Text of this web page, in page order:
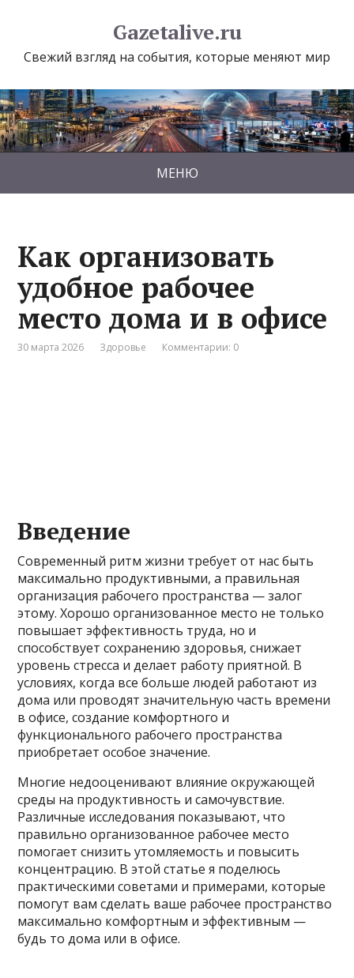
Gazetalive.ru
Свежий взгляд на события, которые меняют мир
МЕНЮ
Как организовать
удобное рабочее
место дома и в офисе
30 марта 2026 Здоровье Комментарии: 0
Введение
Современный ритм жизни требует от нас быть
максимально продуктивными, а правильная
организация рабочего пространства — залог
этому. Хорошо организованное место не только
повышает эффективность труда, но и
способствует сохранению здоровья, снижает
уровень стресса и делает работу приятной. В
условиях, когда все больше людей работают из
дома или проводят значительную часть времени
в офисе, создание комфортного и
функционального рабочего пространства
приобретает особое значение.
Многие недооценивают влияние окружающей
среды на продуктивность и самочувствие.
Различные исследования показывают, что
правильно организованное рабочее место
помогает снизить утомляемость и повысить
концентрацию. В этой статье я поделюсь
практическими советами и примерами, которые
помогут вам сделать ваше рабочее пространство
максимально комфортным и эффективным —
будь то дома или в офисе.